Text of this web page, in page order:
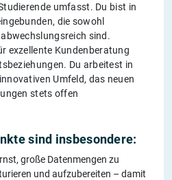
umfasst. Du bist in
die sowohl
sind.
exzellente Kundenberatung
Du arbeitest in
Umfeld, das neuen
stets offen
sind insbesondere:
große Datenmengen zu
und aufzubereiten – damit